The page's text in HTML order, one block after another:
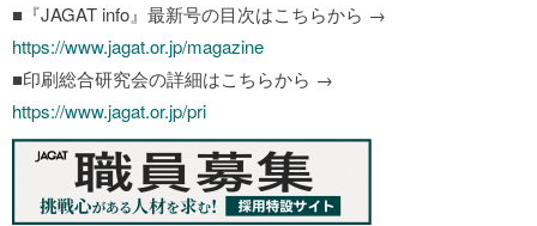
■『JAGAT info』最新号の目次はこちらから →
https://www.jagat.or.jp/magazine
■印刷総合研究会の詳細はこちらから →
https://www.jagat.or.jp/pri